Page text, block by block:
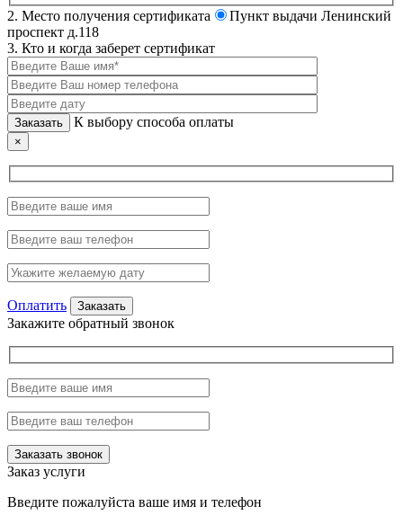
2. Место получения сертификата
Пункт выдачи Ленинский
проспект д.118
3. Кто и когда заберет сертификат
К выбору способа оплаты
×
Оплатить
Закажите обратный звонок
Заказ услуги
Введите пожалуйста ваше имя и телефон